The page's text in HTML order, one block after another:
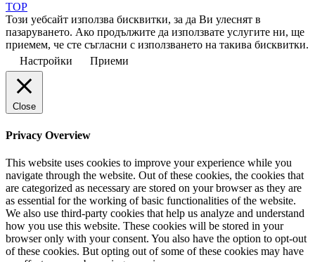
TOP
Този уебсайт използва бисквитки, за да Ви улеснят в
пазаруването. Ако продължите да използвате услугите ни, ще
приемем, че сте съгласни с използването на такива бисквитки.
Настройки
Приеми
Close
Privacy Overview
This website uses cookies to improve your experience while you
navigate through the website. Out of these cookies, the cookies that
are categorized as necessary are stored on your browser as they are
as essential for the working of basic functionalities of the website.
We also use third-party cookies that help us analyze and understand
how you use this website. These cookies will be stored in your
browser only with your consent. You also have the option to opt-out
of these cookies. But opting out of some of these cookies may have